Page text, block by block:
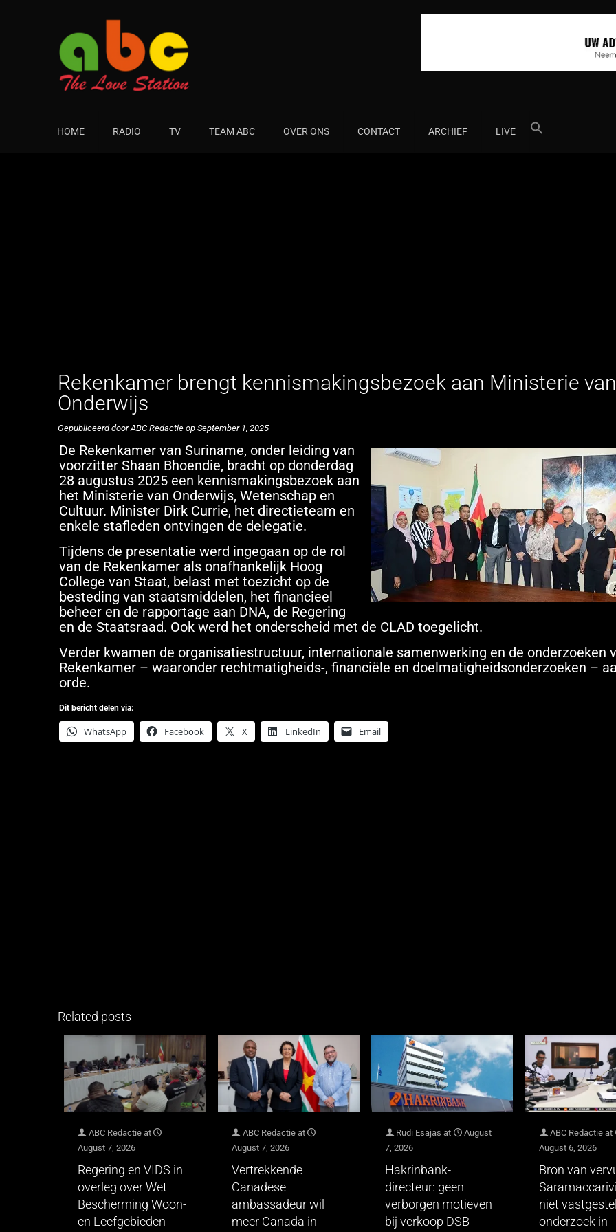
HOME RADIO TV TEAM ABC OVER ONS CONTACT ARCHIEF LIVE
Search
for:
Rekenkamer brengt kennismakingsbezoek aan Ministerie van
Onderwijs
Gepubliceerd door ABC Redactie op September 1, 2025
De Rekenkamer van Suriname, onder leiding van
voorzitter Shaan Bhoendie, bracht op donderdag
28 augustus 2025 een kennismakingsbezoek aan
het Ministerie van Onderwijs, Wetenschap en
Cultuur. Minister Dirk Currie, het directieteam en
enkele stafleden ontvingen de delegatie.
Tijdens de presentatie werd ingegaan op de rol
van de Rekenkamer als onafhankelijk Hoog
College van Staat, belast met toezicht op de
besteding van staatsmiddelen, het financieel
beheer en de rapportage aan DNA, de Regering
en de Staatsraad. Ook werd het onderscheid met de CLAD toegelicht.
Verder kwamen de organisatiestructuur, internationale samenwerking en de onderzoeken
Rekenkamer – waaronder rechtmatigheids-, financiële en doelmatigheidsonderzoeken –
orde.
Dit bericht delen via:
WhatsApp Facebook X LinkedIn Email
Related posts
ABC Redactie at
August 7, 2026
Regering en VIDS in
overleg over Wet
Bescherming Woon-
en Leefgebieden
ABC Redactie at
August 7, 2026
Vertrekkende
Canadese
ambassadeur wil
meer Canada in
Rudi Esajas at
August
7, 2026
Hakrinbank-
directeur: geen
verborgen motieven
bij verkoop DSB-
ABC Redactie at
August 6, 2026
Bron van
niet
onderzoek in